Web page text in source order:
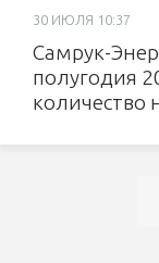
30 ИЮЛЯ 10:37
Самрук-
полугодия
количество